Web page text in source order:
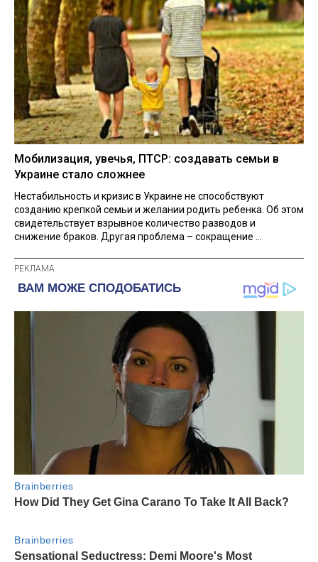
Мобилизация, увечья, ПТСР: создавать семьи в
Украине стало сложнее
Нестабильность и кризис в Украине не способствуют
созданию крепкой семьи и желании родить ребенка. Об этом
свидетельствует взрывное количество разводов и
снижение браков. Другая проблема – сокращение ...